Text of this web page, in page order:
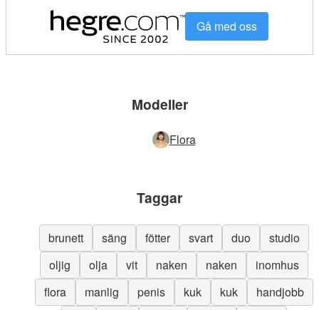
Gå med oss
Modeller
Flora
Taggar
brunett säng fötter svart duo
studio
oljig
olja vit naken naken
inomhus
flora
manlig penis kuk kuk
handjobb